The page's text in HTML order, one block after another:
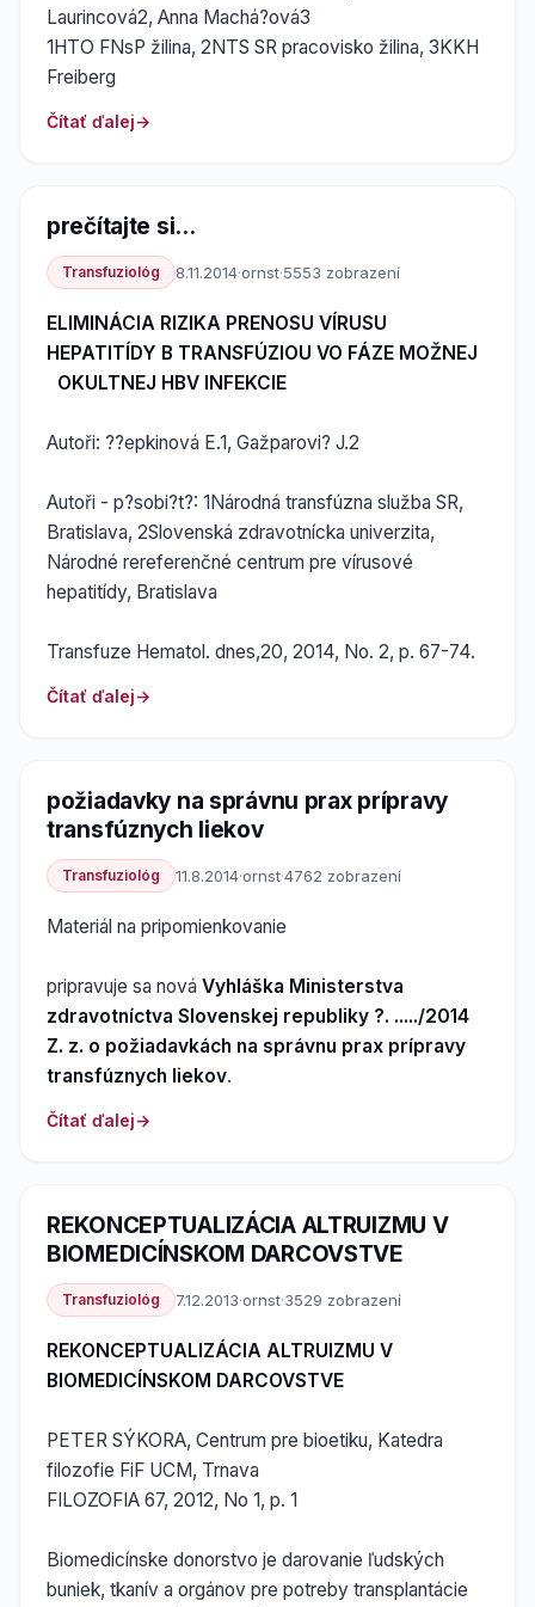
Laurincová2, Anna Machá?ová3
1HTO FNsP žilina, 2NTS SR pracovisko žilina, 3KKH
Freiberg
Čítať ďalej
prečítajte si...
Transfuziológ 8.11.2014·ornst·5553 zobrazení
ELIMINÁCIA RIZIKA PRENOSU VÍRUSU
HEPATITÍDY B TRANSFÚZIOU VO FÁZE MOŽNEJ
OKULTNEJ HBV INFEKCIE
Autoři: ??epkinová E.1, Gažparovi? J.2
Autoři - p?sobi?t?: 1Národná transfúzna služba SR,
Bratislava, 2Slovenská zdravotnícka univerzita,
Národné rereferenčné centrum pre vírusové
hepatitídy, Bratislava
Transfuze Hematol. dnes,20, 2014, No. 2, p. 67-74.
Čítať ďalej
požiadavky na správnu prax prípravy
transfúznych liekov
Transfuziológ 11.8.2014·ornst·4762 zobrazení
Materiál na pripomienkovanie
pripravuje sa nová Vyhláška Ministerstva
zdravotníctva Slovenskej republiky ?. ...../2014
Z. z. o požiadavkách na správnu prax prípravy
transfúznych liekov.
Čítať ďalej
REKONCEPTUALIZÁCIA ALTRUIZMU V
BIOMEDICÍNSKOM DARCOVSTVE
Transfuziológ 7.12.2013·ornst·3529 zobrazení
REKONCEPTUALIZÁCIA ALTRUIZMU V
BIOMEDICÍNSKOM DARCOVSTVE
PETER SÝKORA, Centrum pre bioetiku, Katedra
filozofie FiF UCM, Trnava
FILOZOFIA 67, 2012, No 1, p. 1
Biomedicínske donorstvo je darovanie ľudských
buniek, tkanív a orgánov pre potreby transplantácie